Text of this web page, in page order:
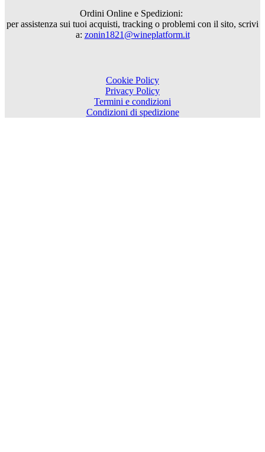
Ordini Online e Spedizioni:
per assistenza sui tuoi acquisti, tracking o problemi con il sito, scrivi
a: zonin1821@wineplatform.it
Cookie Policy
Privacy Policy
Termini e condizioni
Condizioni di spedizione